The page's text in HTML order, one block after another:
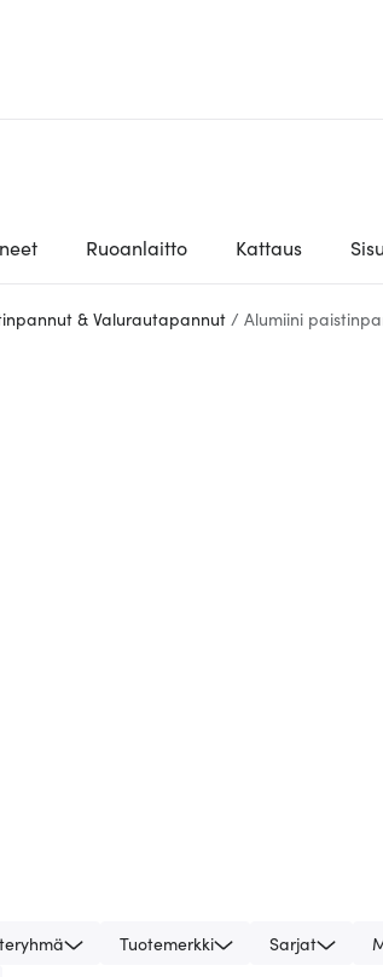
Ruoanlaitto Kattaus
& Valurautapannut / Alumiini
Tuotemerkki Sarjat